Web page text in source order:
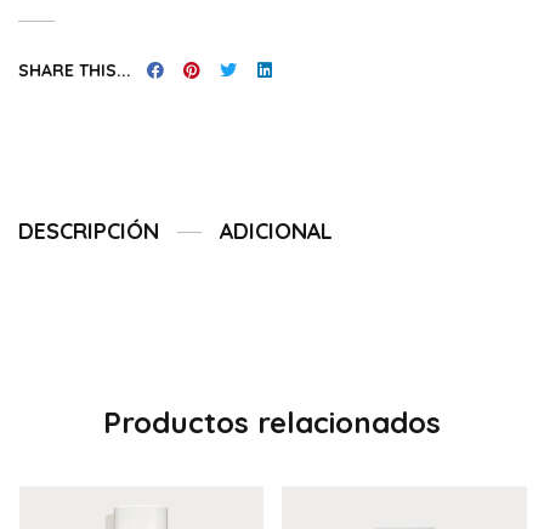
SHARE THIS...
DESCRIPCIÓN ADICIONAL
Productos relacionados